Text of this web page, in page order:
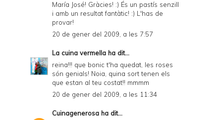
María José! Gràcies! :) És un pastís senzill
i amb un resultat fantàtic! :) L'has de
provar!
20 de gener del 2009, a les 7:57
La cuina vermella ha dit...
reina!!! que bonic t'ha quedat, les roses
són genials! Noia, quina sort tenen els
que estan al teu costat!! mmmm
20 de gener del 2009, a les 11:34
Cuinagenerosa ha dit...